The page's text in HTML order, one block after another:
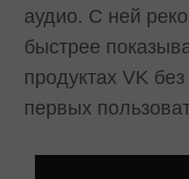
аудио. С ней
быстрее
продуктах VK
первых